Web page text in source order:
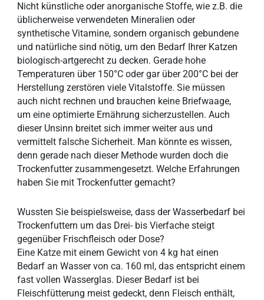
Nicht künstliche oder anorganische Stoffe, wie z.B. die
üblicherweise verwendeten Mineralien oder
synthetische Vitamine, sondern organisch gebundene
und natürliche sind nötig, um den Bedarf Ihrer Katzen
biologisch-artgerecht zu decken. Gerade hohe
Temperaturen über 150°C oder gar über 200°C bei der
Herstellung zerstören viele Vitalstoffe. Sie müssen
auch nicht rechnen und brauchen keine Briefwaage,
um eine optimierte Ernährung sicherzustellen. Auch
dieser Unsinn breitet sich immer weiter aus und
vermittelt falsche Sicherheit. Man könnte es wissen,
denn gerade nach dieser Methode wurden doch die
Trockenfutter zusammengesetzt. Welche Erfahrungen
haben Sie mit Trockenfutter gemacht?
Wussten Sie beispielsweise, dass der Wasserbedarf bei
Trockenfuttern um das Drei- bis Vierfache steigt
gegenüber Frischfleisch oder Dose?
Eine Katze mit einem Gewicht von 4 kg hat einen
Bedarf an Wasser von ca. 160 ml, das entspricht einem
fast vollen Wasserglas. Dieser Bedarf ist bei
Fleischfütterung meist gedeckt, denn Fleisch enthält,